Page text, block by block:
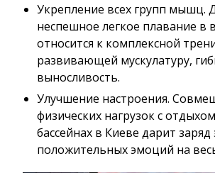
Укрепление всех групп мышц.
неспешное легкое плавание в
относится к комплексной
развивающей мускулатуру,
выносливость.
Улучшение настроения.
физических нагрузок с
бассейнах в Киеве дарит заряд
положительных эмоций на